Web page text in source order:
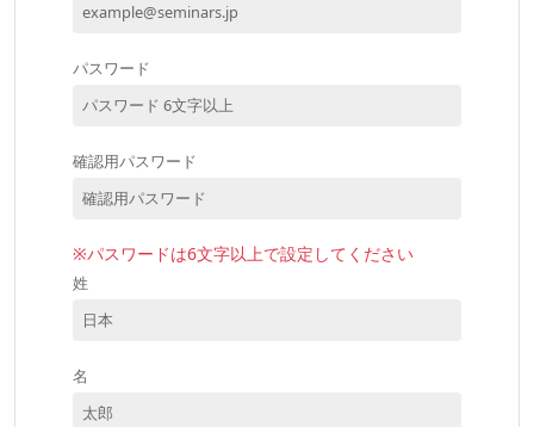
パスワード
確認用パスワード
※パスワードは6文字以上で設定してください
姓
名